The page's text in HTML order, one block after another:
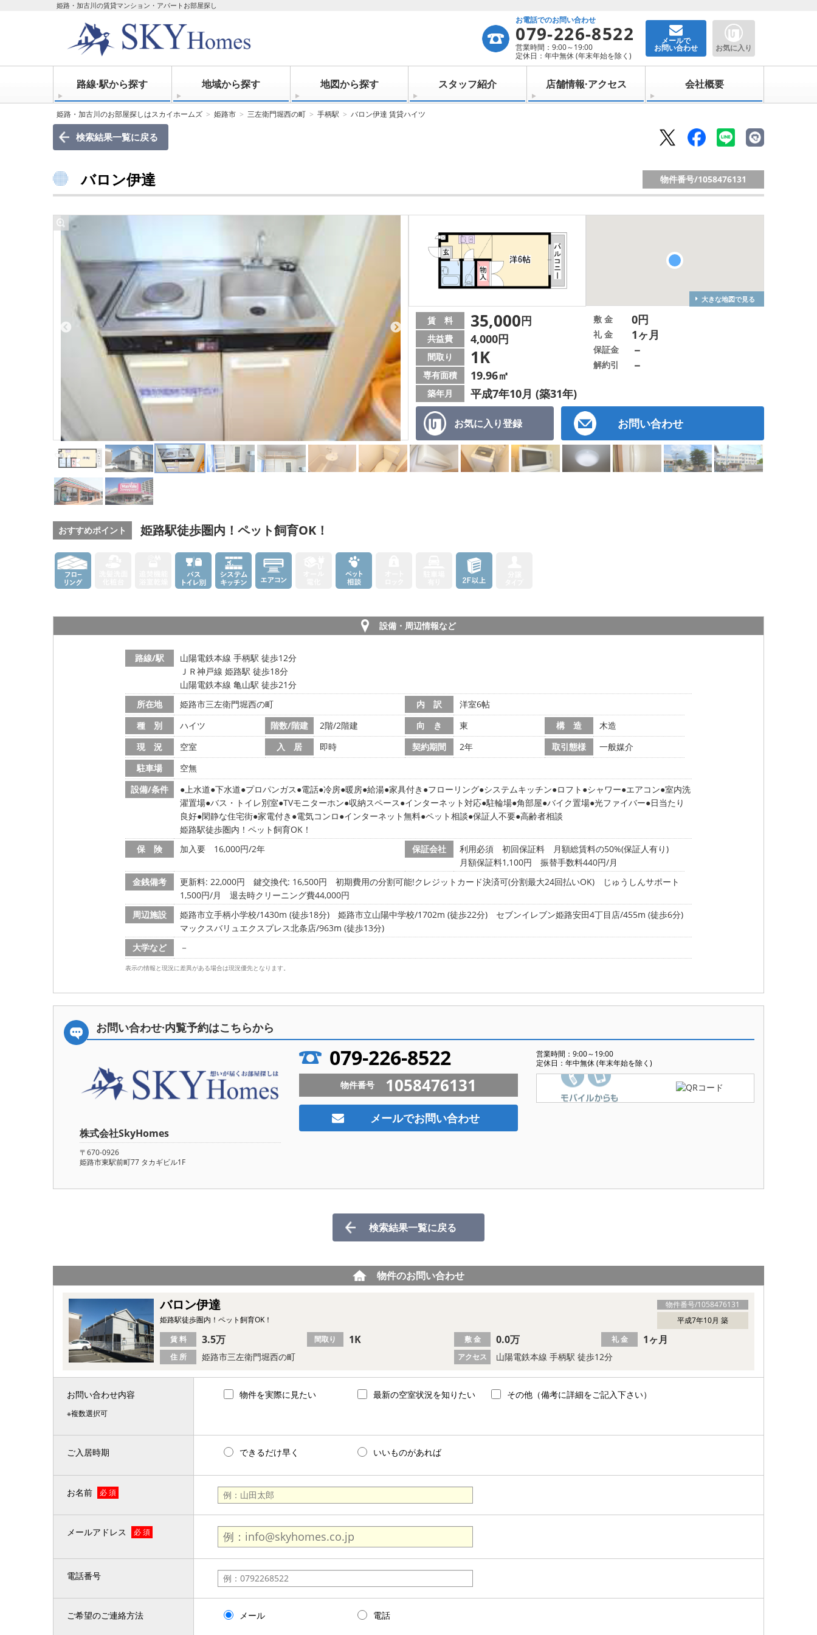
姫路・加古川の賃貸マンション・アパートお部屋探し
お電話でのお問い合わせ
079-226-8522
営業時間：9:00～19:00
定休日：年中無休 (年末年始を除く)
メールで
お問い合わせ お気に入り
路線·駅から探す 地域から探す 地図から探す スタッフ紹介 店舗情報·アクセス 会社概要
姫路・加古川のお部屋探しはスカイホームズ 姫路市 三左衛門堀西の町 手柄駅 バロン伊達 賃貸ハイツ
検索結果一覧に戻る
バロン伊達 物件番号/1058476131
大きな地図で見る
お気に入り登録 お問い合わせ
賃 料 35,000円
共益費 4,000円
間取り 1K
専有面積 19.96㎡
築年月 平成7年10月 (築31年)
敷 金 0円
礼 金 1ヶ月
保証金 －
解約引 －
おすすめポイント 姫路駅徒歩圏内！ペット飼育OK！
設備・周辺情報など
路線/駅
山陽電鉄本線 手柄駅 徒歩12分
ＪＲ神戸線 姫路駅 徒歩18分
山陽電鉄本線 亀山駅 徒歩21分
所在地
姫路市三左衛門堀西の町 内 訳
洋室6帖
種 別
ハイツ 階数/階建 2階/2階建 向 き 東 構 造
木造
現 況
空室 入 居 即時 契約期間 2年 取引態様
一般媒介
駐車場
空無
設備/条件
上水道 下水道 プロパンガス 電話 冷房 暖房 給湯 家具付き フローリング システムキッチン ロフト シャワー エアコン 室内洗
濯置場 バス・トイレ別室 TVモニターホン 収納スペース インターネット対応 駐輪場 角部屋 バイク置場 光ファイバー 日当たり
良好 閑静な住宅街 家電付き 電気コンロ インターネット無料 ペット相談 保証人不要 高齢者相談
姫路駅徒歩圏内！ペット飼育OK！
保 険
加入要 16,000円/2年 保証会社
利用必須 初回保証料 月額総賃料の50%(保証人有り)
月額保証料1,100円 振替手数料440円/月
金銭備考
更新料: 22,000円 鍵交換代: 16,500円
初期費用の分割可能!クレジットカード決済可(分割最大24回払いOK) じゅうしんサポート
1,500円/月 退去時クリーニング費44,000円
周辺施設
姫路市立手柄小学校/1430m (徒歩18分) 姫路市立山陽中学校/1702m (徒歩22分)
セブンイレブン姫路安田4丁目店/455m (徒歩6分)
マックスバリュエクスプレス北条店/963m (徒歩13分)
大学など
－
表示の情報と現況に差異がある場合は現況優先となります。
お問い合わせ·内覧予約はこちらから
株式会社SkyHomes
〒670-0926
姫路市東駅前町77 タカギビル1F
079-226-8522
営業時間：9:00～19:00
定休日：年中無休 (年末年始を除く)
物件番号 1058476131
メールでお問い合わせ
検索結果一覧に戻る
物件のお問い合わせ
物件番号/1058476131
バロン伊達
平成7年10月 築
姫路駅徒歩圏内！ペット飼育OK！
住 所 姫路市三左衛門堀西の町 アクセス 山陽電鉄本線 手柄駅 徒歩12分
賃 料 3.5万 間取り 1K 敷 金 0.0万 礼 金 1ヶ月
お問い合わせ内容
※複数選択可
物件を実際に見たい 最新の空室状況を知りたい その他（備考に詳細をご記入下さい）
ご入居時期 できるだけ早く いいものがあれば
お名前 必 須
メールアドレス 必 須
電話番号
ご希望のご連絡方法 メール 電話